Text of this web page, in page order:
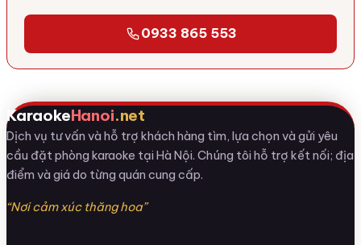
0933 865 553
KaraokeHanoi.net
Dịch vụ tư vấn và hỗ trợ khách hàng tìm, lựa chọn và gửi yêu
cầu đặt phòng karaoke tại Hà Nội. Chúng tôi hỗ trợ kết nối; địa
điểm và giá do từng quán cung cấp.
“Nơi cảm xúc thăng hoa”